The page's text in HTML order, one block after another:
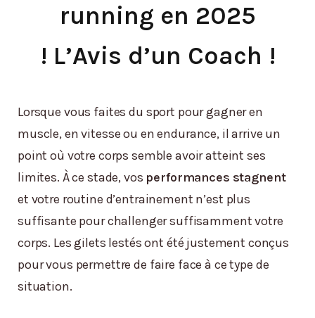
running en 2025
! L’Avis d’un Coach !
Lorsque vous faites du sport pour gagner en
muscle, en vitesse ou en endurance, il arrive un
point où votre corps semble avoir atteint ses
limites. À ce stade, vos performances stagnent
et votre routine d’entrainement n’est plus
suffisante pour challenger suffisamment votre
corps. Les gilets lestés ont été justement conçus
pour vous permettre de faire face à ce type de
situation.